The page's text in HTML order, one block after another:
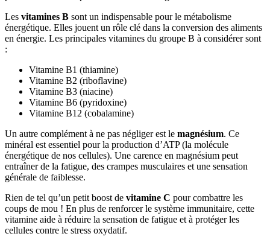
Les vitamines B sont un indispensable pour le métabolisme
énergétique. Elles jouent un rôle clé dans la conversion des aliments
en énergie. Les principales vitamines du groupe B à considérer sont
:
Vitamine B1 (thiamine)
Vitamine B2 (riboflavine)
Vitamine B3 (niacine)
Vitamine B6 (pyridoxine)
Vitamine B12 (cobalamine)
Un autre complément à ne pas négliger est le magnésium. Ce
minéral est essentiel pour la production d’ATP (la molécule
énergétique de nos cellules). Une carence en magnésium peut
entraîner de la fatigue, des crampes musculaires et une sensation
générale de faiblesse.
Rien de tel qu’un petit boost de vitamine C pour combattre les
coups de mou ! En plus de renforcer le système immunitaire, cette
vitamine aide à réduire la sensation de fatigue et à protéger les
cellules contre le stress oxydatif.